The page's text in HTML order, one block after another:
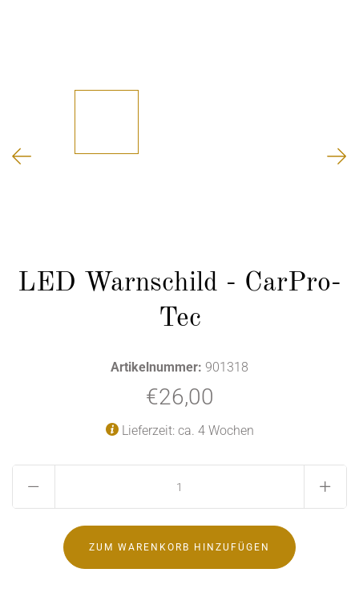
LED Warnschild - CarPro-
Tec
Artikelnummer: 901318
€26,00
Lieferzeit: ca. 4 Wochen